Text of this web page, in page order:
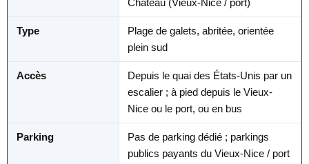
Château (Vieux-Nice / port)
Type
Plage de galets, abritée, orientée
plein sud
Accès
Depuis le quai des États-Unis par un
escalier ; à pied depuis le Vieux-
Nice ou le port, ou en bus
Parking
Pas de parking dédié ; parkings
publics payants du Vieux-Nice / port